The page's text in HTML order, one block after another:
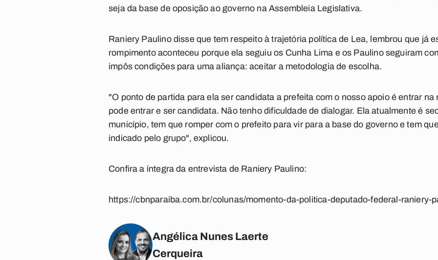
seja da base de oposição ao governo na Assembleia Legislativa.
Raniery Paulino disse que tem respeito à trajetória política de Lea, lembrou que já
rompimento aconteceu porque ela seguiu os Cunha Lima e os Paulino seguiram
impôs condições para uma aliança: aceitar a metodologia de escolha.
"O ponto de partida para ela ser candidata a prefeita com o nosso apoio é entrar
pode entrar e ser candidata. Não tenho dificuldade de dialogar. Ela atualmente é
município, tem que romper com o prefeito para vir para a base do governo e tem
indicado pelo grupo", explicou.
Confira a íntegra da entrevista de Raniery Paulino:
https://cbnparaiba.com.br/colunas/momento-da-politica-deputado-federal-raniery-
Angélica Nunes Laerte
Cerqueira